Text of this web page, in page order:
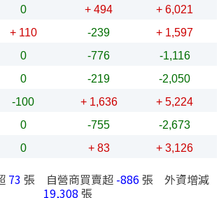
0 + 494 + 6,021
+ 110 -239 + 1,597
0 -776 -1,116
0 -219 -2,050
-100 + 1,636 + 5,224
0 -755 -2,673
0 + 83 + 3,126
73 張 自營商買賣超-886張 外資增減
19,308 張